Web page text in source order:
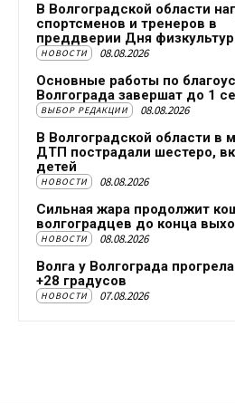
В Волгоградской области
спортсменов и тренеров в
преддверии Дня
НОВОСТИ 08.08.2026
Основные работы по
Волгограда завершат до 1
ВЫБОР РЕДАКЦИИ 08.08.2026
В Волгоградской области в
ДТП пострадали шестеро,
детей
НОВОСТИ 08.08.2026
Сильная жара продолжит
волгоградцев до конца
НОВОСТИ 08.08.2026
Волга у Волгограда
+28 градусов
НОВОСТИ 07.08.2026